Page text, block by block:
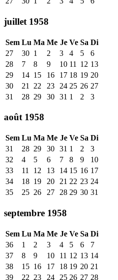
juillet 1958
Sem Lu Ma Me Je Ve Sa Di
27
30 1 2 3 4 5
6
28
7 8 9 10 11 12 13
29
14 15 16 17 18 19 20
30
21 22 23 24 25 26 27
31
28 29 30 31 1 2 3
août 1958
Sem Lu Ma Me Je Ve Sa Di
31
28 29 30 31 1 2
3
32
4 5 6 7 8 9
10
33
11 12 13 14 15 16 17
34
18 19 20 21 22 23 24
35
25 26 27 28 29 30 31
septembre 1958
Sem Lu Ma Me Je Ve Sa Di
36
1 2 3 4 5 6
7
37
8 9 10 11 12 13 14
38
15 16 17 18 19 20 21
39
22 23 24 25 26 27 28